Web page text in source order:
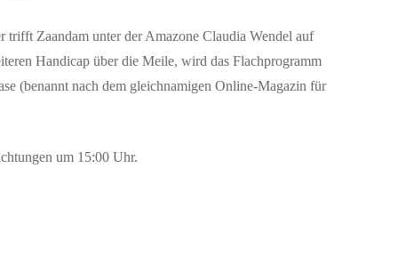
Zaandam unter der Amazone Claudia Wendel auf
Handicap über die Meile, wird das Flachprogramm
(benannt nach dem gleichnamigen Online-Magazin für
um 15:00 Uhr.